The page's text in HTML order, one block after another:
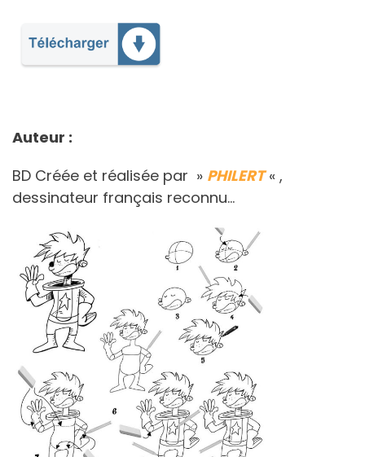
Auteur :
BD Créée et réalisée par » PHILERT« ,
dessinateur français reconnu…